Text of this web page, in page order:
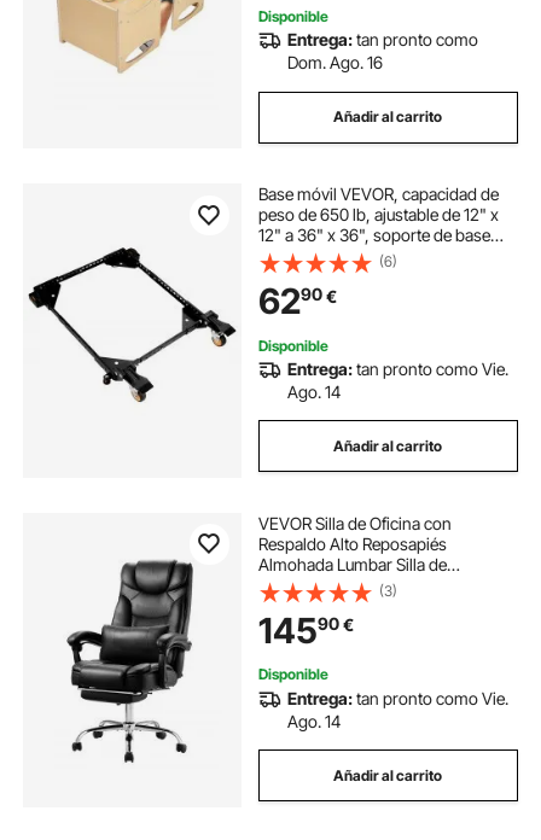
Disponible
Entrega:tan pronto como
Dom. Ago. 16
Añadir al carrito
Base móvil VEVOR, capacidad de
peso de 650 lb, ajustable de 12" x
12" a 36" x 36", soporte de base
móvil universal resistente con
ruedas giratorias, para equipos de
carpintería, sierras de cinta,
herramientas eléctricas, máquinas
(6)
6290€
Disponible
Entrega:tan pronto como Vie.
Ago. 14
Añadir al carrito
VEVOR Silla de Oficina con
Respaldo Alto Reposapiés
Almohada Lumbar Silla de
Escritorio Ergonómica Reclinable a
135° Altura Ajustable Silla Giratoria
de Cuero PU para Trabajar,
Estudiar, Jugar, Negro
(3)
14590€
Disponible
Entrega:tan pronto como Vie.
Ago. 14
Añadir al carrito